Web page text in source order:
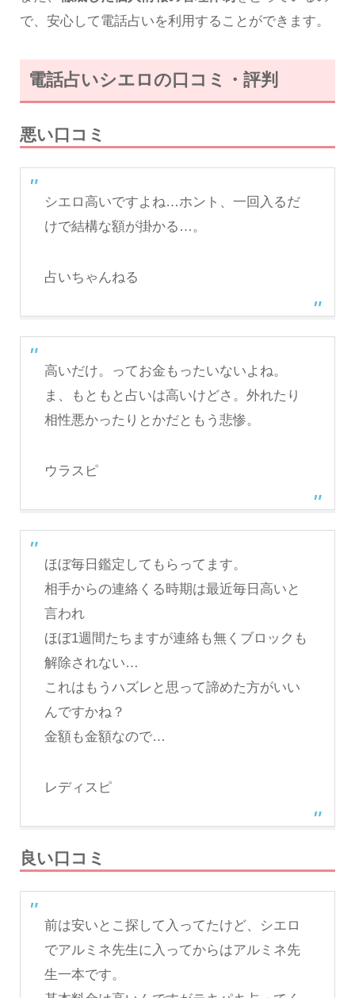
で、安心して電話占いを利用することができます。
電話占いシエロの口コミ・評判
悪い口コミ
シエロ高いですよね…ホント、一回入るだ
けで結構な額が掛かる…。
占いちゃんねる
高いだけ。ってお金もったいないよね。
ま、もともと占いは高いけどさ。外れたり
相性悪かったりとかだともう悲惨。
ウラスピ
ほぼ毎日鑑定してもらってます。
相手からの連絡くる時期は最近毎日高いと
言われ
ほぼ1週間たちますが連絡も無くブロックも
解除されない…
これはもうハズレと思って諦めた方がいい
んですかね？
金額も金額なので…
レディスピ
良い口コミ
前は安いとこ探して入ってたけど、シエロ
でアルミネ先生に入ってからはアルミネ先
生一本です。